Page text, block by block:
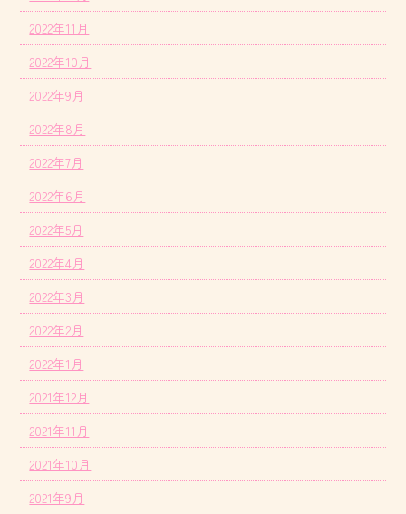
2022年11月
2022年10月
2022年9月
2022年8月
2022年7月
2022年6月
2022年5月
2022年4月
2022年3月
2022年2月
2022年1月
2021年12月
2021年11月
2021年10月
2021年9月